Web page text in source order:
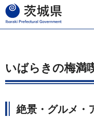
茨城県
いばらきの梅満
絶景・グルメ・